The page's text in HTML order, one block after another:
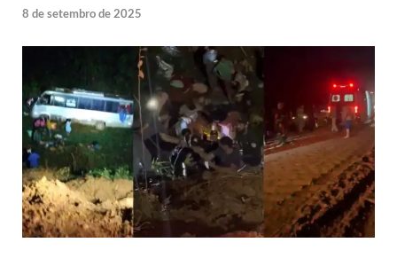
8 de setembro de 2025